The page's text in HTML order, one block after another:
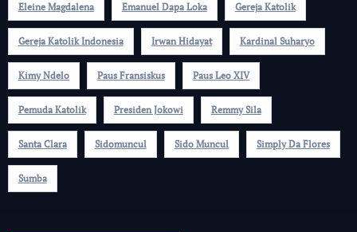
Eleine Magdalena Emanuel Dapa Loka Gereja Katolik
Gereja Katolik Indonesia Irwan Hidayat Kardinal Suharyo
Kimy Ndelo Paus Fransiskus Paus Leo XIV
Pemuda Katolik Presiden Jokowi Remmy Sila
Santa Clara Sidomuncul Sido Muncul Simply Da Flores
Sumba